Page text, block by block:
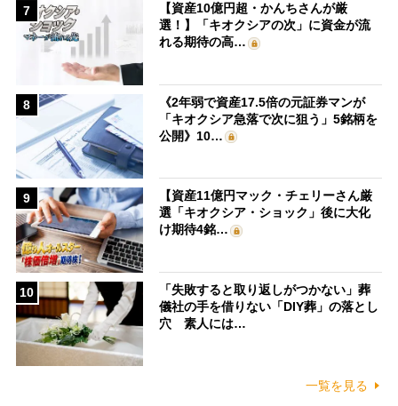
7
【資産10億円超・かんちさんが厳
選！】「キオクシアの次」に資金が流
れる期待の高…
8
《2年弱で資産17.5倍の元証券マンが
「キオクシア急落で次に狙う」5銘柄を
公開》10…
9
【資産11億円マック・チェリーさん厳
選「キオクシア・ショック」後に大化
け期待4銘…
10
「失敗すると取り返しがつかない」葬
儀社の手を借りない「DIY葬」の落とし
穴 素人には…
一覧を見る